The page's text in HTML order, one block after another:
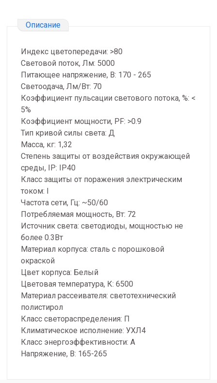
Описание
Индекс цветопередачи: >80
Световой поток, Лм: 5000
Питающее напряжение, В: 170 - 265
Светоодача, Лм/Вт: 70
Коэффициент пульсации светового потока, %: <
5%
Коэффициент мощности, PF: >0.9
Тип кривой силы света: Д
Масса, кг: 1,32
Степень защиты от воздействия окружающей
среды, IP: IP40
Класс защиты от поражения электрическим
током: I
Частота сети, Гц: ~50/60
Потребляемая мощность, Вт: 72
Источник света: светодиоды, мощностью не
более 0.3Вт
Материал корпуса: сталь с порошковой
окраской
Цвет корпуса: Белый
Цветовая температура, К: 6500
Материал рассеивателя: светотехнический
полистирол
Класс светораспределения: П
Климатическое исполнение: УХЛ4
Класс энергоэффективности: А
Напряжение, В: 165-265